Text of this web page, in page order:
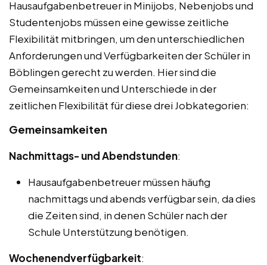
Hausaufgabenbetreuer in Minijobs, Nebenjobs und
Studentenjobs müssen eine gewisse zeitliche
Flexibilität mitbringen, um den unterschiedlichen
Anforderungen und Verfügbarkeiten der Schüler in
Böblingen gerecht zu werden. Hier sind die
Gemeinsamkeiten und Unterschiede in der
zeitlichen Flexibilität für diese drei Jobkategorien:
Gemeinsamkeiten
Nachmittags- und Abendstunden:
Hausaufgabenbetreuer müssen häufig
nachmittags und abends verfügbar sein, da dies
die Zeiten sind, in denen Schüler nach der
Schule Unterstützung benötigen.
Wochenendverfügbarkeit: